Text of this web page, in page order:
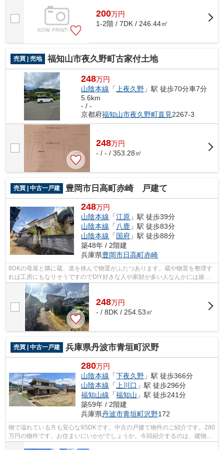
200万円
1-2階 / 7DK / 246.44㎡
売買 | 売地 福知山市夜久野町古家付土地
248万円
山陰本線 「 上夜久野 」駅 徒歩70分車7分
5.6km
- / -
京都府福知山市夜久野町直見2267-3
248万円
- / - / 353.28㎡
売買 | 中古一戸建 豊岡市日高町赤崎 戸建て
248万円
山陰本線 「江原 」駅 徒歩39分
山陰本線 「 八鹿 」駅 徒歩83分
山陰本線 「国府 」駅 徒歩88分
築48年 / 2階建
兵庫県豊岡市日高町赤崎
8DKの母屋と隣に蔵、道を挟んで物置がふたつあります。蔵や物置を整理す
れば工房にもなりそうですのでDIY好きな人や家財が多い人なんかには嬉し
い物件ですよ。母屋も広々しているので...
248万円
- / 8DK / 254.53㎡
売買 | 中古一戸建 兵庫県丹波市青垣町沢野
280万円
山陰本線 「下夜久野 」駅 徒歩366分
山陰本線 「 上川口 」駅 徒歩296分
福知山線 「福知山 」駅 徒歩241分
築59年 / 2階建
兵庫県丹波市青垣町沢野172
物で溢れている方も安心な9SDKです。中古の戸建て物件のご紹介です。280
万円の物件です。お住まいにいかがでしょうか。今回紹介するのは、建物面